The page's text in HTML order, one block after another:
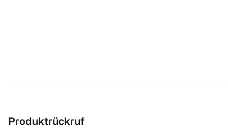
Produktrückruf